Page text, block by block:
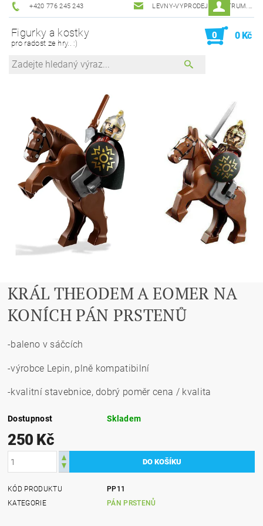
+420 776 245 243 LEVNY-VYPRODEJ@CENTRUM.CZ
Figurky a kostky
pro radost ze hry.. :)
0 0 Kč
KRÁL THEODEM A EOMER NA
KONÍCH PÁN PRSTENŮ
-baleno v sáčcích
-výrobce Lepin, plně kompatibilní
-kvalitní stavebnice, dobrý poměr cena / kvalita
Dostupnost Skladem
250 Kč
KÓD PRODUKTU
PP11
KATEGORIE
PÁN PRSTENŮ